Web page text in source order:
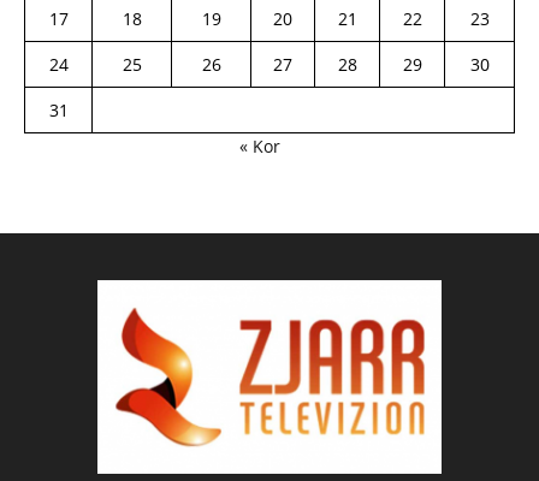
17
18 19 20 21 22
23
24
25 26 27 28 29
30
31
« Kor